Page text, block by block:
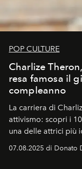
POP CULTURE
Charlize
resa famosa il
compleanno
La carriera di
attivismo: scopri i
una delle attrici più
07.08.2025 di Donato